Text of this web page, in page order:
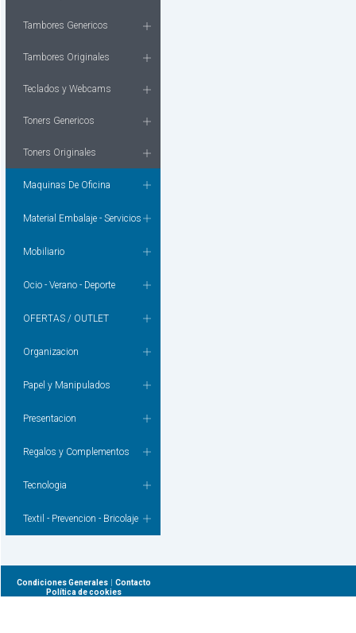
Tambores Genericos
Tambores Originales
Teclados y Webcams
Toners Genericos
Toners Originales
Maquinas De Oficina
Material Embalaje - Servicios
Mobiliario
Ocio - Verano - Deporte
OFERTAS / OUTLET
Organizacion
Papel y Manipulados
Presentacion
Regalos y Complementos
Tecnologia
Textil - Prevencion - Bricolaje
Condiciones Generales | Contacto
Política de cookies